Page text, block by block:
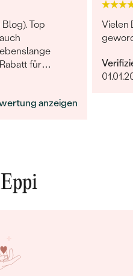
Top
für
einzigartige
anzeigen
Vielen